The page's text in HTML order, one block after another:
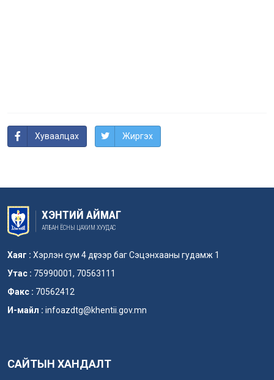
Хуваалцах Жиргэх
ХЭНТИЙ АЙМАГ
АЛБАН ЁСНЫ ЦАХИМ ХУУДАС
Хаяг : Хэрлэн сум 4 дүгээр баг Сэцэнхааны гудамж 1
Утас : 75990001, 70563111
Факс : 70562412
И-майл : infoazdtg@khentii.gov.mn
САЙТЫН ХАНДАЛТ